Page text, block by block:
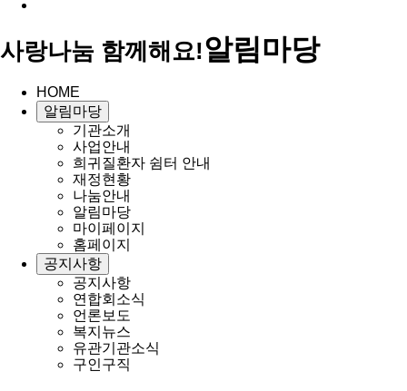
사랑나눔 함께해요!알림마당
HOME
알림마당
기관소개
사업안내
희귀질환자 쉼터 안내
재정현황
나눔안내
알림마당
마이페이지
홈페이지
공지사항
공지사항
연합회소식
언론보도
복지뉴스
유관기관소식
구인구직